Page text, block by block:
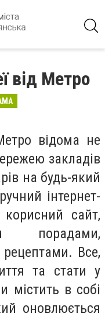
від Метро
відома не
закладів
на будь-який
інтернет-
сайт,
порадами,
Все,
та стати у
містить в собі
оновлюється